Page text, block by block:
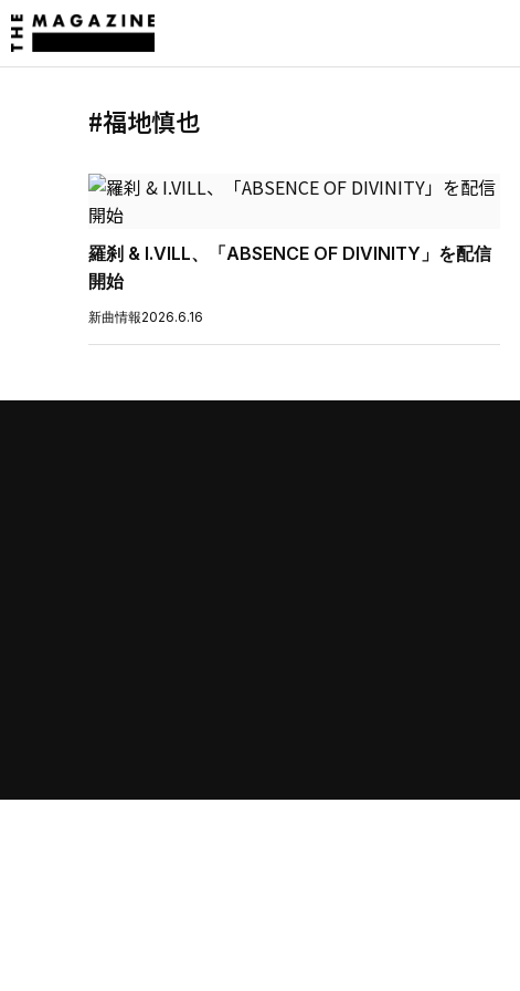
#福地慎也
羅刹 & I.VILL、「ABSENCE OF DIVINITY」を配信
開始
新曲情報2026.6.16